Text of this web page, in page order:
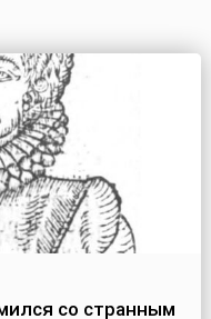
со странным